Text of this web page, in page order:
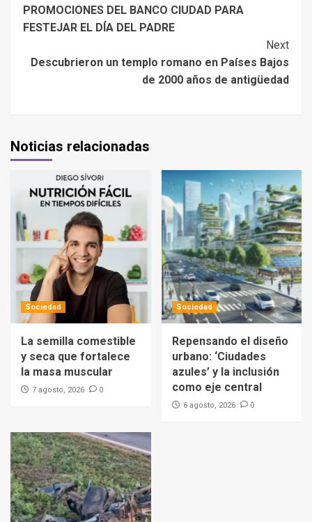
PROMOCIONES DEL BANCO CIUDAD PARA
FESTEJAR EL DÍA DEL PADRE
Next
Descubrieron un templo romano en Países Bajos
de 2000 años de antigüedad
Noticias relacionadas
Sociedad
La semilla comestible
y seca que fortalece
la masa muscular
7 agosto, 2026 0
Sociedad
Repensando el diseño
urbano: ‘Ciudades
azules’ y la inclusión
como eje central
6 agosto, 2026 0